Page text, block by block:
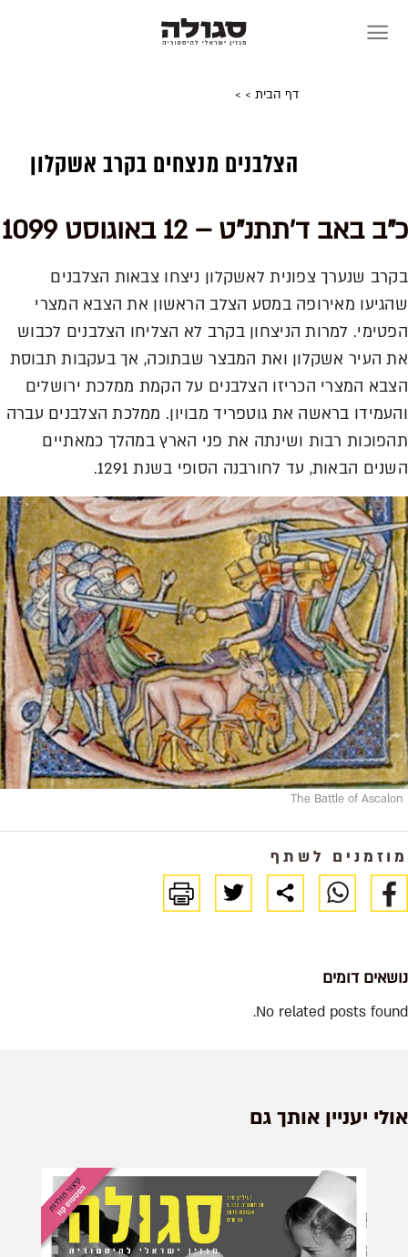
דף הבית >
>
הצלבנים מנצחים בקרב אשקלון
כ"ב באב ד'תתנ"ט – 12 באוגוסט 1099
בקרב שנערך צפונית לאשקלון ניצחו צבאות הצלבנים
שהגיעו מאירופה במסע הצלב הראשון את הצבא המצרי
הפטימי. למרות הניצחון בקרב לא הצליחו הצלבנים לכבוש
את העיר אשקלון ואת המבצר שבתוכה, אך בעקבות תבוסת
הצבא המצרי הכריזו הצלבנים על הקמת ממלכת ירושלים
והעמידו בראשה את גוטפריד מבויון. ממלכת הצלבנים עברה
תהפוכות רבות ושינתה את פני הארץ במהלך כמאתיים
השנים הבאות, עד לחורבנה הסופי בשנת 1291.
The Battle of Ascalon
מוזמנים לשתף
נושאים דומים
No related posts found.
אולי יעניין אותך גם